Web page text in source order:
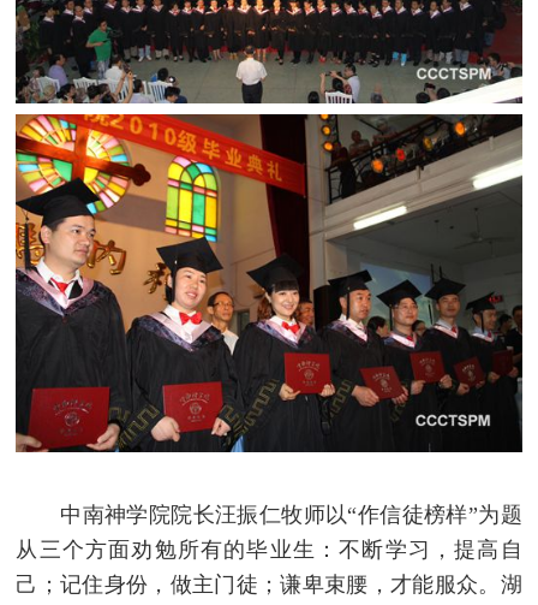
中南神学院院长汪振仁牧师以“作信徒榜样”为题
从三个方面劝勉所有的毕业生：不断学习，提高自
己；记住身份，做主门徒；谦卑束腰，才能服众。湖